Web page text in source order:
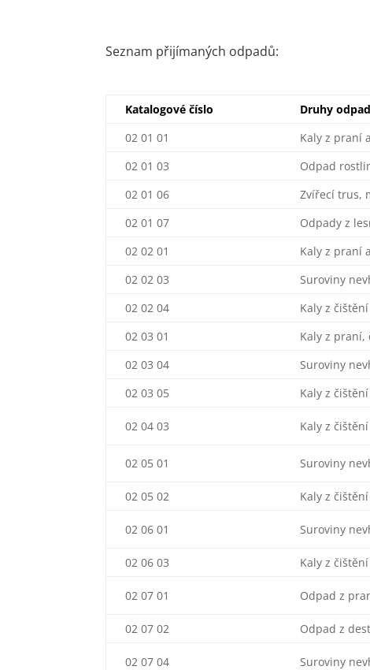
Seznam přijímaných odpadů:
Katalogové číslo
Druhy
02 01 01
Kaly z praní
02 01 03
Odpad
02 01 06
Zvířecí trus,
02 01 07
Odpady z
02 02 01
Kaly z praní
02 02 03
Suroviny
02 02 04
Kaly z
02 03 01
Kaly z praní,
02 03 04
Suroviny
02 03 05
Kaly z
02 04 03 Kaly z
02 05 01 Suroviny
02 05 02 Kaly z
02 06 01 Suroviny
02 06 03 Kaly z
02 07 01 Odpad z
02 07 02 Odpad z
02 07 04 Suroviny